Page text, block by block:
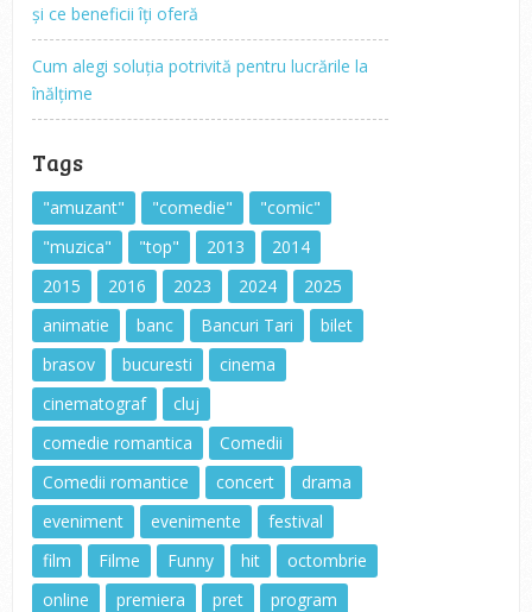
și ce beneficii îți oferă
Cum alegi soluția potrivită pentru lucrările la
înălțime
Tags
"amuzant" "comedie"
"comic"
"muzica"
"top" 2013
2014
2015
2016 2023 2024
2025
animatie
banc Bancuri Tari
bilet
brasov
bucuresti
cinema
cinematograf
cluj
comedie romantica
Comedii
Comedii romantice
concert
drama
eveniment
evenimente
festival
film
Filme Funny hit
octombrie
online
premiera pret
program